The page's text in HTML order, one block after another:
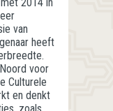
van
heeft
voor
Culturele
en denkt